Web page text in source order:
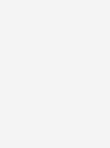
los media en Suecia